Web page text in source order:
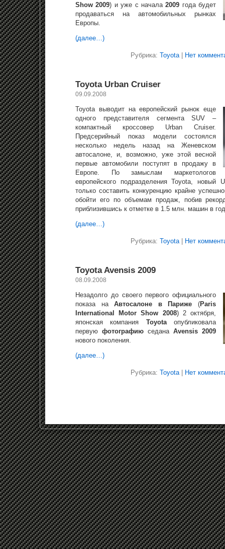
Show 2009) и уже с начала2009 года будет
продаваться на автомобильных рынках
Европы.
(далее…)
Рубрика: Toyota| Нет
Toyota Urban Cruiser
09.09.2008
Toyota выводит на европейский рынок еще
одного представителя сегмента SUV –
компактный кроссовер Urban Cruiser.
Предсерийный показ модели состоялся
несколько недель назад на Женевском
автосалоне, и, возможно, уже этой весной
первые автомобили поступят в продажу в
Европе. По замыслам маркетологов
европейского подразделения Toyota, новый
только составить конкуренцию крайне
обойти его по объемам продаж, побив
приблизившись к отметке в 1.5 млн. машин в
(далее…)
Рубрика: Toyota| Нет
Toyota Avensis 2009
08.09.2008
Незадолго до своего первого официального
показа наАвтосалоне в Париже (Paris
International Motor Show 2008) 2 октября,
японская компания Toyotaопубликовала
первую фотографию седана Avensis 2009
нового поколения.
(далее…)
Рубрика: Toyota| Нет